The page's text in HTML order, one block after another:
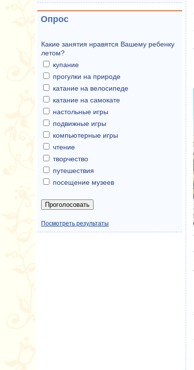
Опрос
Какие занятия нравятся Вашему ребенку
летом?
купание
прогулки на природе
катание на велосипеде
катание на самокате
настольные игры
подвижные игры
компьютерные игры
чтение
творчество
путешествия
посещение музеев
Посмотреть результаты